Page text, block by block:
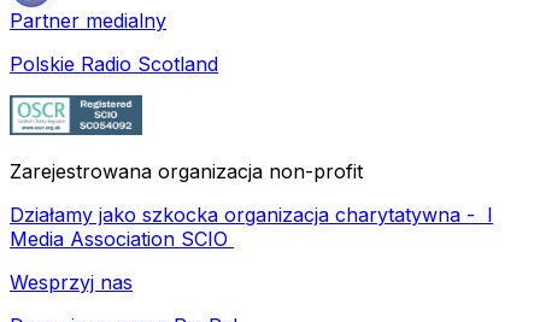
Partner medialny
Polskie Radio Scotland
Zarejestrowana organizacja non-profit
Działamy jako szkocka organizacja charytatywna - I
Media Association SCIO
Wesprzyj nas